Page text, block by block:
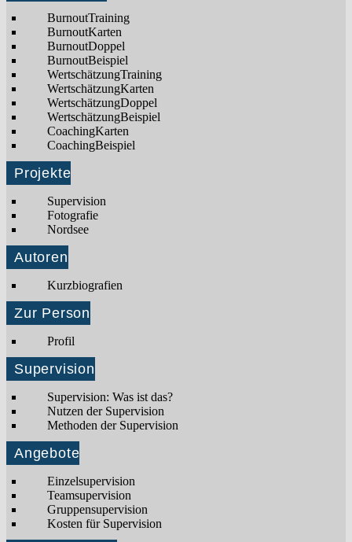
BurnoutTraining
BurnoutKarten
BurnoutDoppel
BurnoutBeispiel
WertschätzungTraining
WertschätzungKarten
WertschätzungDoppel
WertschätzungBeispiel
CoachingKarten
CoachingBeispiel
Projekte
Supervision
Fotografie
Nordsee
Autoren
Kurzbiografien
Zur Person
Profil
Supervision
Supervision: Was ist das?
Nutzen der Supervision
Methoden der Supervision
Angebote
Einzelsupervision
Teamsupervision
Gruppensupervision
Kosten für Supervision